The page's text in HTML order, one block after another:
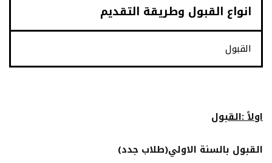
انواع القبول وطريقة التقديم
القبول
اولاً :القبول
القبول بالسنة الاولي(طلاب جدد)